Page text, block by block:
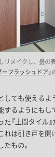
リメイクし、畳の
ーフラッシュドア』
しても使えるよ
るようにもし
た『土間タイル
れは引き戸を開
もの。